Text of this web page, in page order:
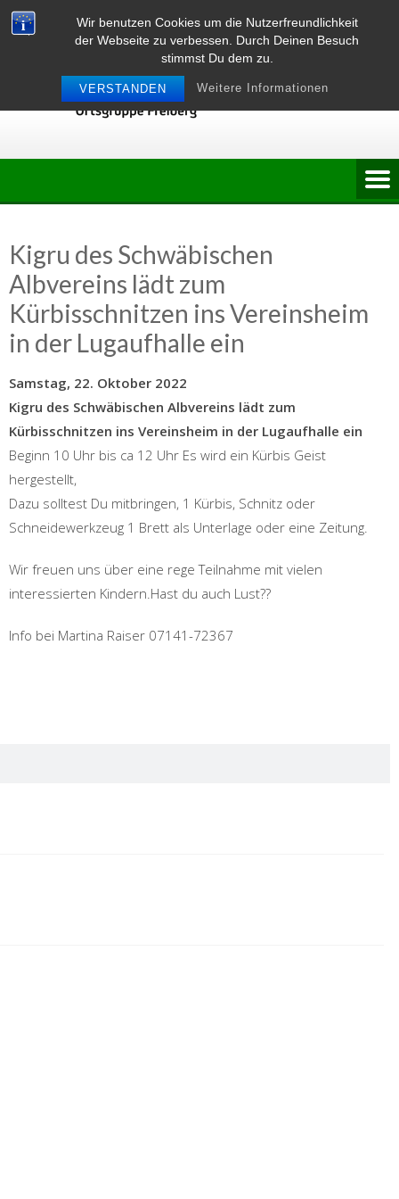
Wir benutzen Cookies um die Nutzerfreundlichkeit
der Webseite zu verbessen. Durch Deinen Besuch
stimmst Du dem zu.
VERSTANDEN Weitere Informationen
Skip
to
Kigru des Schwäbischen
Albvereins lädt zum
Kürbisschnitzen ins Vereinsheim
in der Lugaufhalle ein
Samstag, 22. Oktober 2022
Kigru des Schwäbischen Albvereins lädt zum
Kürbisschnitzen ins Vereinsheim in der Lugaufhalle ein
Beginn 10 Uhr bis ca 12 Uhr Es wird ein Kürbis Geist
hergestellt,
Dazu solltest Du mitbringen, 1 Kürbis, Schnitz oder
Schneidewerkzeug 1 Brett als Unterlage oder eine Zeitung.
Wir freuen uns über eine rege Teilnahme mit vielen
interessierten Kindern.Hast du auch Lust??
Info bei Martina Raiser 07141-72367